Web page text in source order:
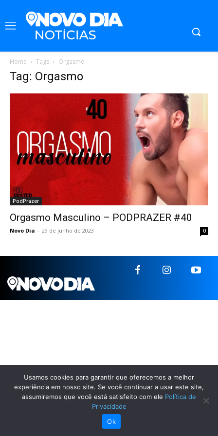
Home Tags Orgasmo
Tag: Orgasmo
PodPrazer
Orgasmo Masculino – PODPRAZER #40
Novo Dia - 29 de junho de 2023 0
Usamos cookies para garantir que oferecemos a melhor
experiência em nosso site. Se você continuar a usar este site,
assumiremos que você está satisfeito com ele Política de
Privacidade
Ok